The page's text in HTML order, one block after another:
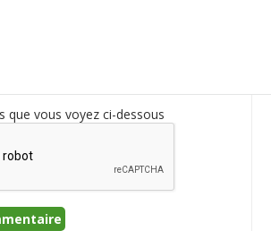
que vous voyez ci-dessous